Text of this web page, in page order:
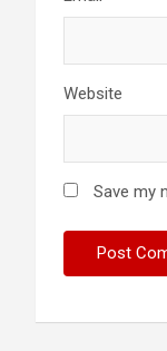
Website
Save my